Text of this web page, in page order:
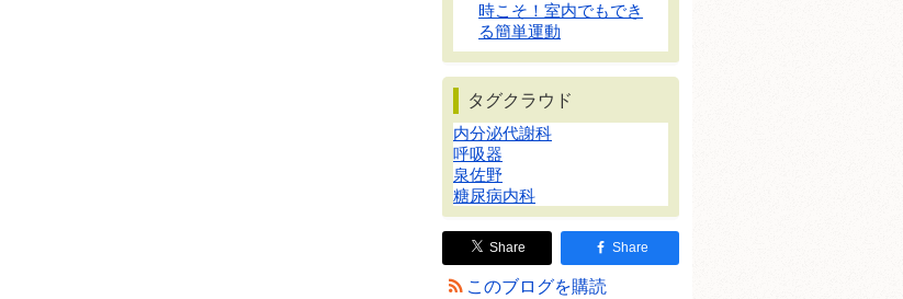
時こそ！室内でもでき
る簡単運動
タグクラウド
内分泌代謝科
呼吸器
泉佐野
糖尿病内科
Share Share
このブログを購読